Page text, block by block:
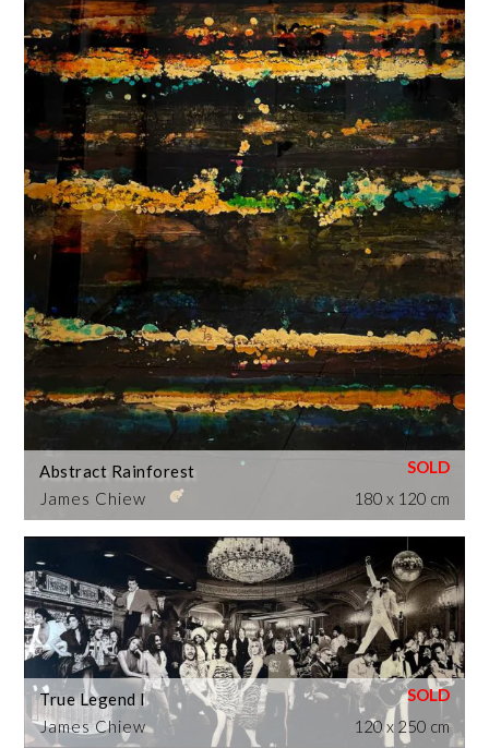
James Chiew
Abstract Rainforest
180 x 120 cm
James Chiew
True Legend I
120 x 250 cm